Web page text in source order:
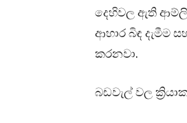
දෙහිවල ඇති
ආහාර බිඳ දැමීම
කරනවා.
බඩවැල් වල